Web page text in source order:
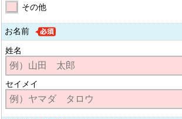
その他
お名前
姓名
セイメイ